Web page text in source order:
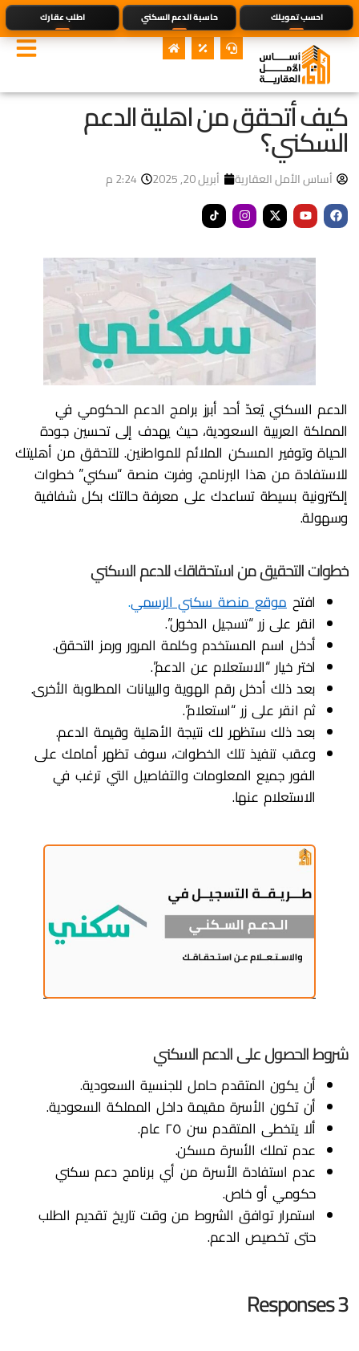
احسب تمويلك حاسبة الدعم السكني اطلب عقارك
كيف أتحقق من اهلية الدعم
السكني؟
أساس الأمل العقارية أبريل 20, 2025 2:24 م
الدعم السكني يُعدّ أحد أبرز برامج الدعم الحكومي في
المملكة العربية السعودية، حيث يهدف إلى تحسين جودة
الحياة وتوفير المسكن الملائم للمواطنين. للتحقق من أهليتك
للاستفادة من هذا البرنامج، وفرت منصة “سكني” خطوات
إلكترونية بسيطة تساعدك على معرفة حالتك بكل شفافية
وسهولة.
خطوات التحقيق من استحقاقك للدعم السكني
افتح موقع منصة سكني الرسمي.
انقر على زر “تسجيل الدخول”.
أدخل اسم المستخدم وكلمة المرور ورمز التحقق.
اختر خيار “الاستعلام عن الدعم”.
بعد ذلك أدخل رقم الهوية والبيانات المطلوبة الأخرى.
ثم انقر على زر “استعلام”.
بعد ذلك ستظهر لك نتيجة الأهلية وقيمة الدعم.
وعقب تنفيذ تلك الخطوات، سوف تظهر أمامك على
الفور جميع المعلومات والتفاصيل التي ترغب في
الاستعلام عنها.
شروط الحصول على الدعم السكني
أن يكون المتقدم حامل للجنسية السعودية.
أن تكون الأسرة مقيمة داخل المملكة السعودية.
ألا يتخطى المتقدم سن ٢٥ عام.
عدم تملك الأسرة مسكن.
عدم استفادة الأسرة من أي برنامج دعم سكني
حكومي أو خاص.
استمرار توافق الشروط من وقت تاريخ تقديم الطلب
حتى تخصيص الدعم.
3 Responses